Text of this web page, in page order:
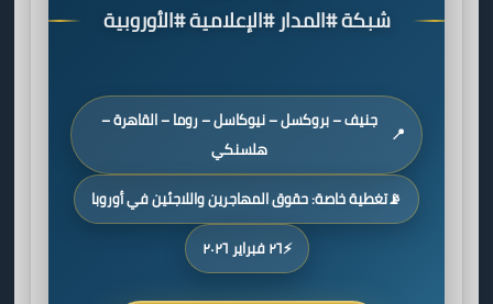
شبكة #المدار #الإعلامية #الأوروبية
📍
جنيف – بروكسل – نيوكاسل – روما – القاهرة –
هلسنكي
📡تغطية خاصة: حقوق المهاجرين واللاجئين في أوروبا
⚡٢٦ فبراير ٢٠٢٦